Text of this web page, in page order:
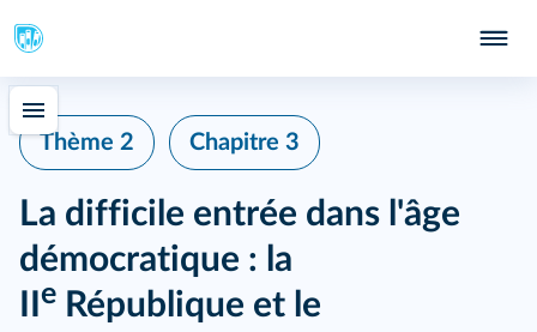
Thème 2 Chapitre 3
La difficile entrée dans l'âge
démocratique : la
e République et le